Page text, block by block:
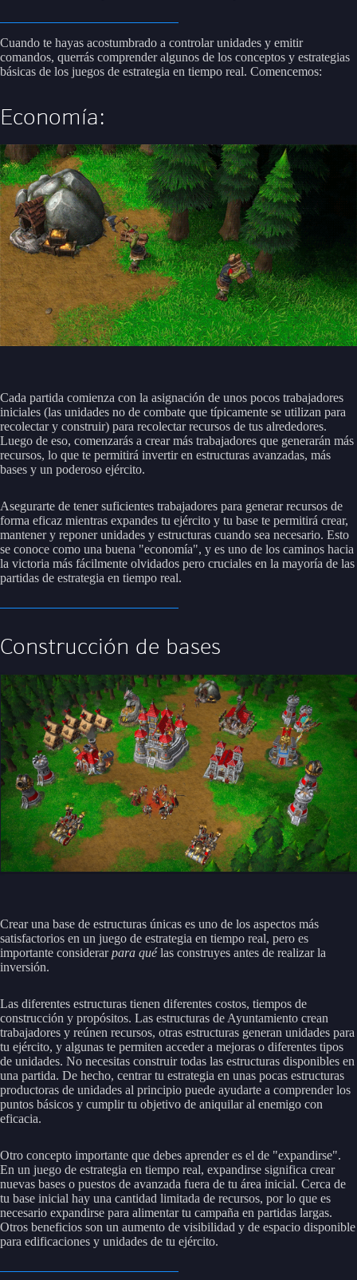
Cuando te hayas acostumbrado a controlar unidades y emitir
comandos, querrás comprender algunos de los conceptos y estrategias
básicas de los juegos de estrategia en tiempo real. Comencemos:
Economía:
Cada partida comienza con la asignación de unos pocos trabajadores
iniciales (las unidades no de combate que típicamente se utilizan para
recolectar y construir) para recolectar recursos de tus alrededores.
Luego de eso, comenzarás a crear más trabajadores que generarán más
recursos, lo que te permitirá invertir en estructuras avanzadas, más
bases y un poderoso ejército.
Asegurarte de tener suficientes trabajadores para generar recursos de
forma eficaz mientras expandes tu ejército y tu base te permitirá crear,
mantener y reponer unidades y estructuras cuando sea necesario. Esto
se conoce como una buena "economía", y es uno de los caminos hacia
la victoria más fácilmente olvidados pero cruciales en la mayoría de las
partidas de estrategia en tiempo real.
Construcción de bases
Crear una base de estructuras únicas es uno de los aspectos más
satisfactorios en un juego de estrategia en tiempo real, pero es
importante considerarpara quélas construyes antes de realizar la
inversión.
Las diferentes estructuras tienen diferentes costos, tiempos de
construcción y propósitos. Las estructuras de Ayuntamiento crean
trabajadores y reúnen recursos, otras estructuras generan unidades para
tu ejército, y algunas te permiten acceder a mejoras o diferentes tipos
de unidades. No necesitas construir todas las estructuras disponibles en
una partida. De hecho, centrar tu estrategia en unas pocas estructuras
productoras de unidades al principio puede ayudarte a comprender los
puntos básicos y cumplir tu objetivo de aniquilar al enemigo con
eficacia.
Otro concepto importante que debes aprender es el de "expandirse".
En un juego de estrategia en tiempo real, expandirse significa crear
nuevas bases o puestos de avanzada fuera de tu área inicial. Cerca de
tu base inicial hay una cantidad limitada de recursos, por lo que es
necesario expandirse para alimentar tu campaña en partidas largas.
Otros beneficios son un aumento de visibilidad y de espacio disponible
para edificaciones y unidades de tu ejército.